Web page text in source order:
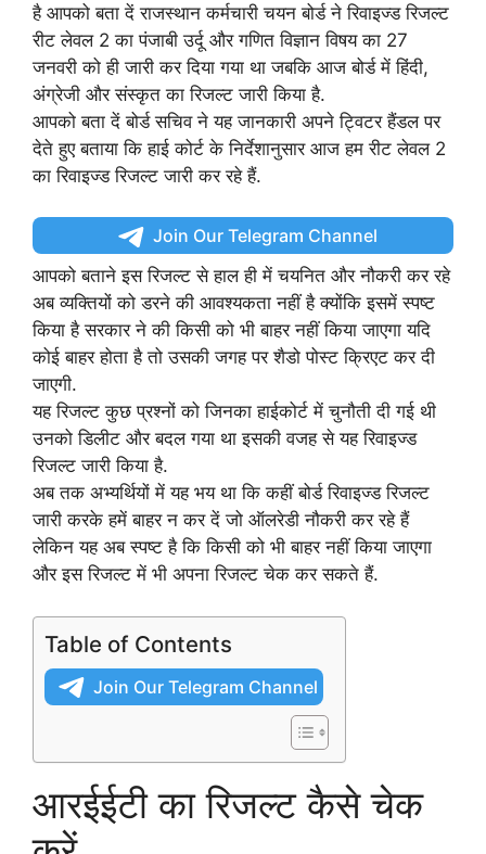
है आपको बता दें राजस्थान कर्मचारी चयन बोर्ड ने रिवाइज्ड रिजल्ट
रीट लेवल 2 का पंजाबी उर्दू और गणित विज्ञान विषय का 27
जनवरी को ही जारी कर दिया गया था जबकि आज बोर्ड में हिंदी,
अंग्रेजी और संस्कृत का रिजल्ट जारी किया है.
आपको बता दें बोर्ड सचिव ने यह जानकारी अपने ट्विटर हैंडल पर
देते हुए बताया कि हाई कोर्ट के निर्देशानुसार आज हम रीट लेवल 2
का रिवाइज्ड रिजल्ट जारी कर रहे हैं.
Join Our Telegram Channel
आपको बताने इस रिजल्ट से हाल ही में चयनित और नौकरी कर रहे
अब व्यक्तियों को डरने की आवश्यकता नहीं है क्योंकि इसमें स्पष्ट
किया है सरकार ने की किसी को भी बाहर नहीं किया जाएगा यदि
कोई बाहर होता है तो उसकी जगह पर शैडो पोस्ट क्रिएट कर दी
जाएगी.
यह रिजल्ट कुछ प्रश्नों को जिनका हाईकोर्ट में चुनौती दी गई थी
उनको डिलीट और बदल गया था इसकी वजह से यह रिवाइज्ड
रिजल्ट जारी किया है.
अब तक अभ्यर्थियों में यह भय था कि कहीं बोर्ड रिवाइज्ड रिजल्ट
जारी करके हमें बाहर न कर दें जो ऑलरेडी नौकरी कर रहे हैं
लेकिन यह अब स्पष्ट है कि किसी को भी बाहर नहीं किया जाएगा
और इस रिजल्ट में भी अपना रिजल्ट चेक कर सकते हैं.
Table of Contents
Join Our Telegram Channel
आरईईटी का रिजल्ट कैसे चेक